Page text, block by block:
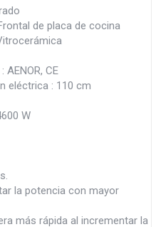
de placa de cocina
CE
eléctrica : 110 cm
W
la potencia con mayor
más rápida al incrementar la